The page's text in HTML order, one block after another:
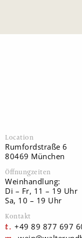
Location
Rumfordstraße 6
80469 München
Öffnungzeiten
Weinhandlung:
Di – Fr, 11 – 19 Uhr
Sa, 10 – 19 Uhr
Kontakt
+49 89 877 697